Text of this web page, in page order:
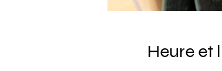
Heure et